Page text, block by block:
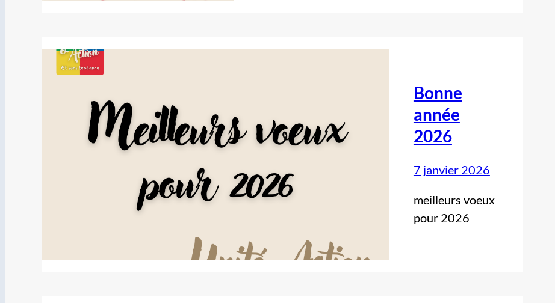
Bonne
année
2026
7 janvier 2026
meilleurs voeux
pour 2026